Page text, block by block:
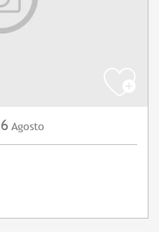
6 Agosto